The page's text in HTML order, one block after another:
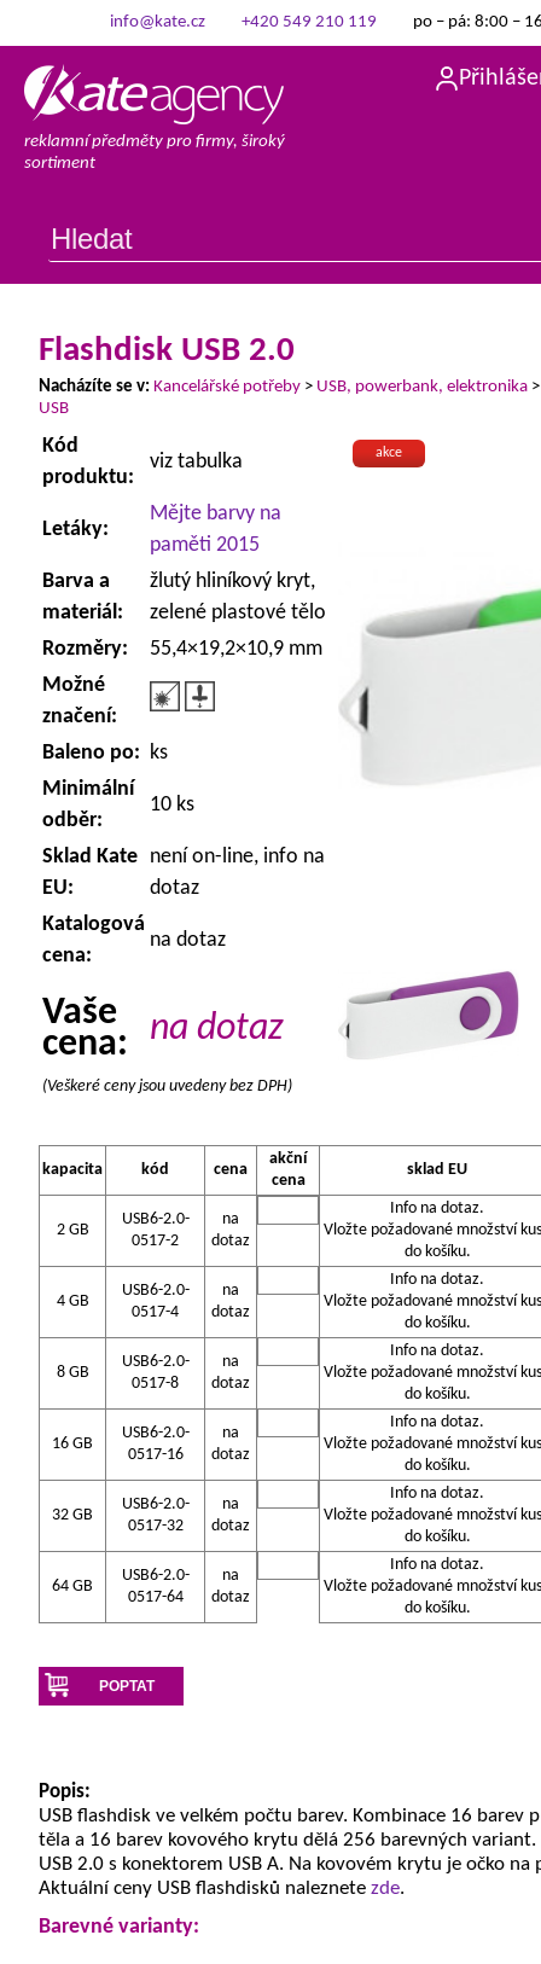
info@kate.cz +420 549 210 119 po – pá: 8:00 –
reklamní předměty pro firmy, široký
sortiment
Flashdisk USB 2.0
Nacházíte se v: Kancelářské potřeby > USB, powerbank, elektronika
USB
akce
Kód
produktu:
viz tabulka
Letáky:
Mějte barvy na
paměti 2015
Barva a
materiál:
žlutý hliníkový kryt,
zelené plastové tělo
Rozměry:
55,4×19,2×10,9 mm
Možné
značení:
Baleno po: ks
Minimální
odběr:
10 ks
Sklad Kate
EU:
není on-line, info na
dotaz
Katalogová
cena:
na dotaz
Vaše
cena:
na dotaz
(Veškeré ceny jsou uvedeny bez DPH)
kapacita kód cena
akční
cena
sklad EU
2 GB
USB6-2.0-
0517-2
na
dotaz
Info na dotaz.
Vložte požadované množství
do košíku.
4 GB
USB6-2.0-
0517-4
na
dotaz
Info na dotaz.
Vložte požadované množství
do košíku.
8 GB
USB6-2.0-
0517-8
na
dotaz
Info na dotaz.
Vložte požadované množství
do košíku.
16 GB
USB6-2.0-
0517-16
na
dotaz
Info na dotaz.
Vložte požadované množství
do košíku.
32 GB
USB6-2.0-
0517-32
na
dotaz
Info na dotaz.
Vložte požadované množství
do košíku.
64 GB
USB6-2.0-
0517-64
na
dotaz
Info na dotaz.
Vložte požadované množství
do košíku.
POPTAT
Popis:
USB flashdisk ve velkém počtu barev. Kombinace 16 barev
těla a 16 barev kovového krytu dělá 256 barevných variant.
USB 2.0 s konektorem USB A. Na kovovém krytu je očko na
Aktuální ceny USB flashdisků naleznete zde.
Barevné varianty: